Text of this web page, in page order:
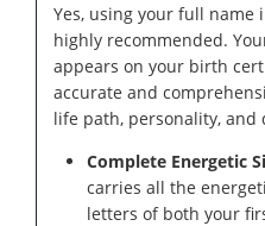
Yes, using your full name
highly recommended.
appears on your birth
accurate and
life path, personality, and
Complete Energetic
carries all the
letters of both your